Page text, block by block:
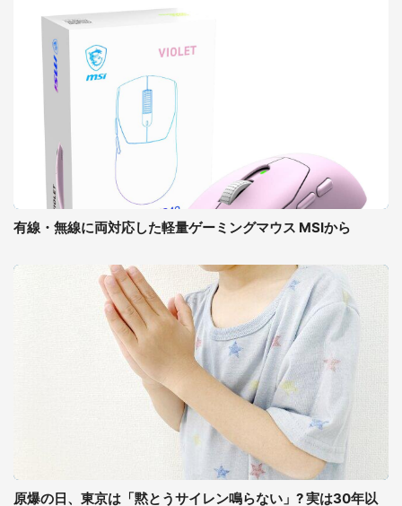
有線・無線に両対応した軽量ゲーミングマウス MSIから
原爆の日、東京は「黙とうサイレン鳴らない」? 実は30年以